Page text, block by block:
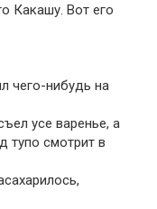
Какашу. Вот его
чего-нибудь на
усе варенье, а
тупо смотрит в